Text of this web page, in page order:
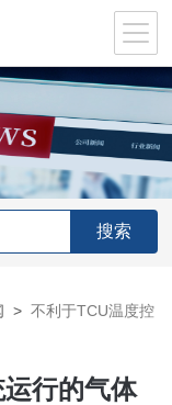
>不利于TCU温度控
行的气体